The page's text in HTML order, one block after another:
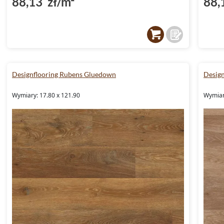
Designflooring Rubens Gluedown
Wymiary: 17.80 x 121.90